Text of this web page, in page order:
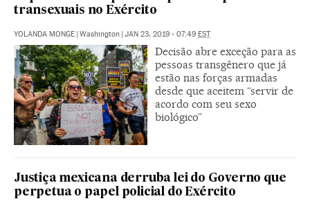
transexuais no Exército
YOLANDA MONGE | Washington | JAN 23, 2019 - 07:49 EST
Decisão abre exceção para as
pessoas transgênero que já
estão nas forças armadas
desde que aceitem “servir de
acordo com seu sexo
biológico”
Justiça mexicana derruba lei do Governo que
perpetua o papel policial do Exército